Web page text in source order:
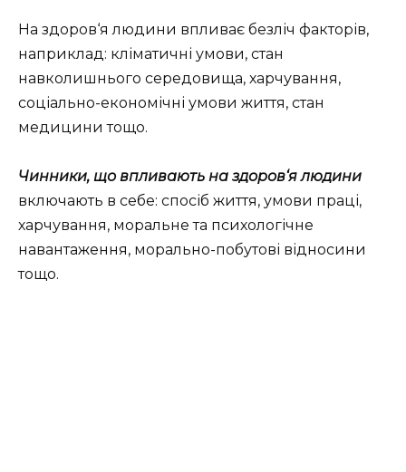
На здоров‘я людини впливає безліч факторів,
наприклад: кліматичні умови, стан
навколишнього середовища, харчування,
соціально-економічні умови життя, стан
медицини тощо.
Чинники, що впливають на здоров‘я людини
включають в себе: спосіб життя, умови праці,
харчування, моральне та психологічне
навантаження, морально-побутові відносини
тощо.